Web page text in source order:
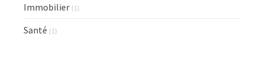
Immobilier (1)
Santé (1)